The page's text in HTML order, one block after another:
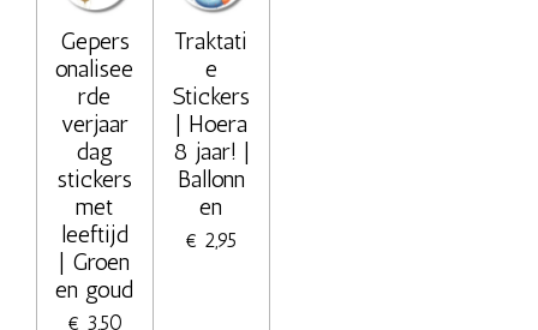
Gepers
onalisee
rde
verjaar
dag
stickers
met
leeftijd
| Groen
en goud
€ 3,50
Traktati
e
Stickers
| Hoera
8 jaar! |
Ballonn
en
€ 2,95